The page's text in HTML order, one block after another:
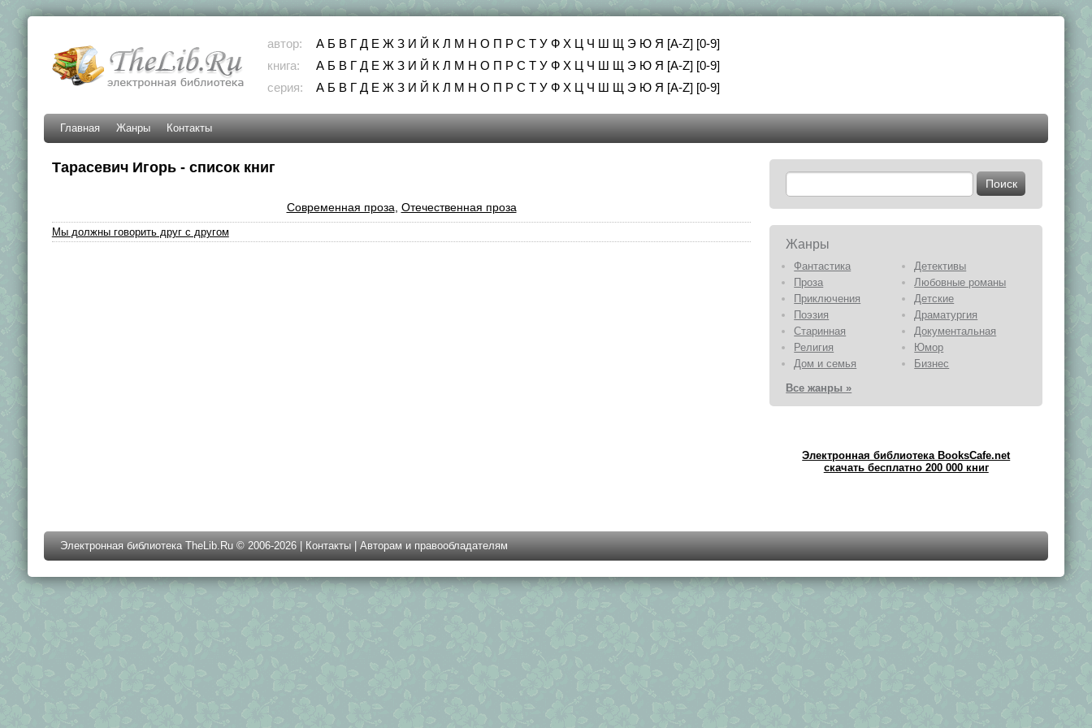
автор: А Б В Г Д Е Ж З И Й К Л М Н О П Р С Т У Ф Х Ц Ч Ш Щ Э Ю Я [A-Z] [0-9]
книга:
А Б В Г Д Е Ж З И Й К Л М Н О П Р С Т У Ф Х Ц Ч Ш Щ Э Ю Я [A-Z] [0-9]
серия:
А Б В Г Д Е Ж З И Й К Л М Н О П Р С Т У Ф Х Ц Ч Ш Щ Э Ю Я [A-Z] [0-9]
Главная Жанры Контакты
Тарасевич Игорь - список книг
Современная проза Отечественная проза
Мы должны говорить друг с другом
Жанры
Фантастика
Детективы
Проза
Любовные романы
Приключения
Детские
Поэзия
Драматургия
Старинная
Документальная
Религия
Юмор
Дом и семья
Бизнес
Все жанры »
Электронная библиотека BooksCafe.net
скачать бесплатно 200 000 книг
Электронная библиотека TheLib.Ru © 2006-2026 | Контакты| Авторам и правообладателям